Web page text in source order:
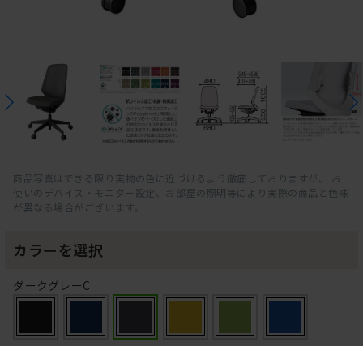
商品写真はできる限り実物の色に近づけるよう徹底しておりますが、 お
使いのデバイス・モニター設定、お部屋の照明等により実際の商品と色味
が異なる場合がございます。
カラーを選択
ダークグレーC